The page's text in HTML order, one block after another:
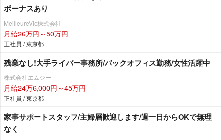
ボーナスあり
MeilleureVie株式会社
月給26万円～50万円
正社員 / 東京都
残業なし!大手ライバー事務所/バックオフィス勤務/女性活躍中
株式会社エムジー
月給24万6,000円～45万円
正社員 / 東京都
家事サポートスタッフ/主婦層歓迎します/週一日からOKで無理
なく